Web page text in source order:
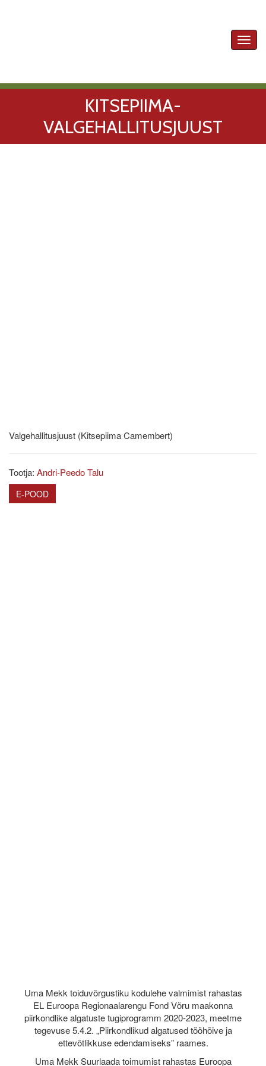
KITSEPIIMA-
VALGEHALLITUSJUUST
Valgehallitusjuust (Kitsepiima Camembert)
Tootja: Andri-Peedo Talu
E-POOD
Uma Mekk toiduvõrgustiku kodulehe valmimist rahastas
EL Euroopa Regionaalarengu Fond Võru maakonna
piirkondlike algatuste tugiprogramm 2020-2023, meetme
tegevuse 5.4.2. „Piirkondlikud algatused tööhõive ja
ettevõtlikkuse edendamiseks” raames.
Uma Mekk Suurlaada toimumist rahastas Euroopa